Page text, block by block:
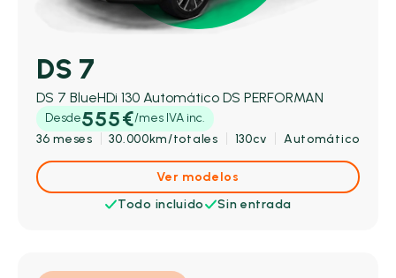
DS 7
DS 7 BlueHDi 130 Automático DS PERFORMAN
Desde555€/mes IVA inc.
36 meses
30.000km/totales 130cv Automático
Ver modelos
Todo incluido
Sin entrada